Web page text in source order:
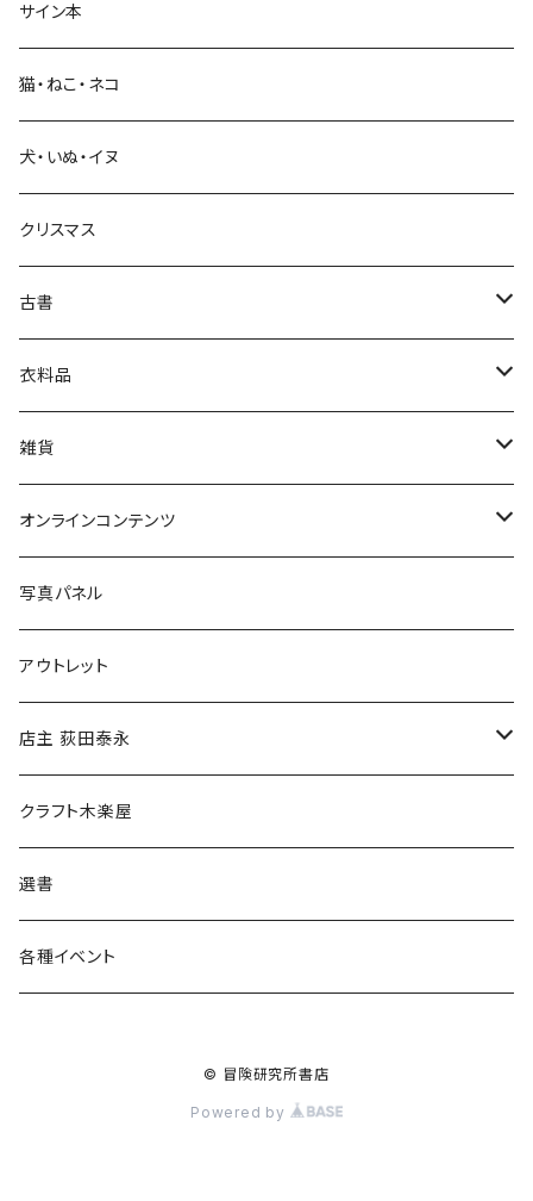
生活・暮らし
芸術・絵画・写真
絵本・児童書
娯楽・エンターテインメント
サイン本
猫・ねこ・ネコ
犬・いぬ・イヌ
クリスマス
古書
古書セット
美術
衣料品
POLEWARDS
Tシャツ
雑貨
バッグ
ブックカバー
マグカップ
傘
食料品
その他
オンラインコンテンツ
冒険クロストーク
写真パネル
アウトレット
店主 荻田泰永
書籍
ウェア
クラフト木楽屋
選書
各種イベント
© 冒険研究所書店
Powered by